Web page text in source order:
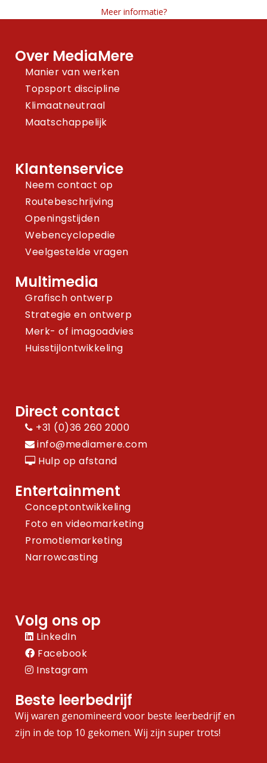
Meer informatie?
Over MediaMere
Manier van werken
Topsport discipline
Klimaatneutraal
Maatschappelijk
Klantenservice
Neem contact op
Routebeschrijving
Openingstijden
Webencyclopedie
Veelgestelde vragen
Multimedia
Grafisch ontwerp
Strategie en ontwerp
Merk- of imagoadvies
Huisstijlontwikkeling
Direct contact
+31 (0)36 260 2000
info@mediamere.com
Hulp op afstand
Entertainment
Conceptontwikkeling
Foto en videomarketing
Promotiemarketing
Narrowcasting
Volg ons op
LinkedIn
Facebook
Instagram
Beste leerbedrijf
Wij waren genomineerd voor beste leerbedrijf en
zijn in de top 10 gekomen. Wij zijn super trots!